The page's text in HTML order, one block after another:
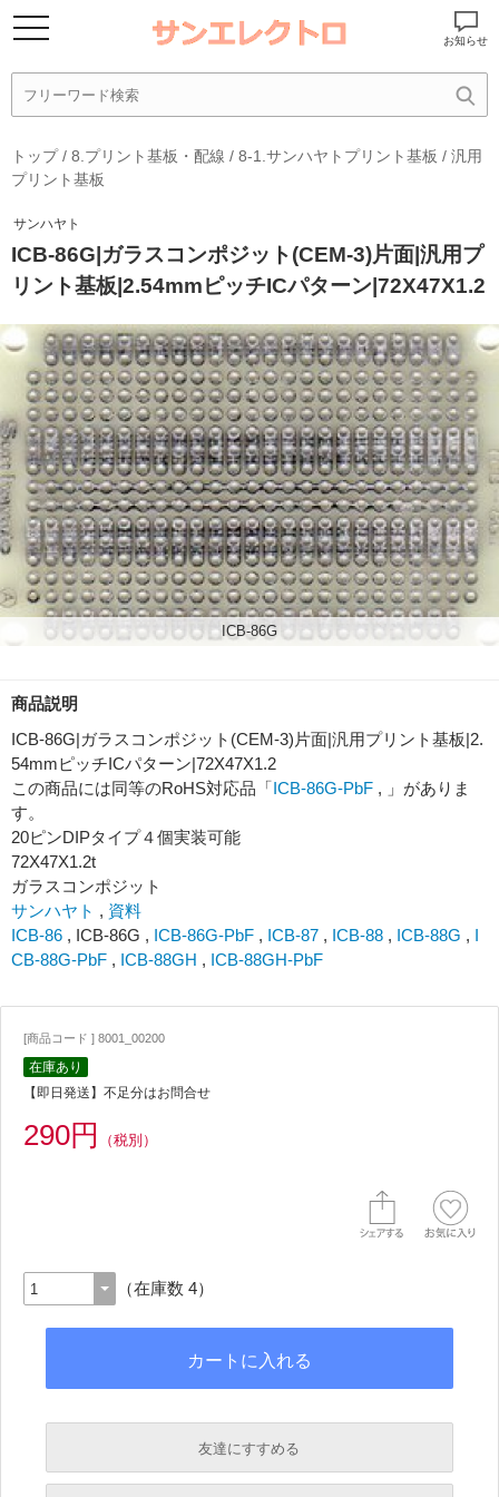
お知らせ
トップ/ 8.プリント基板・配線 / 8-1.サンハヤトプリント基板 / 汎用
プリント基板
サンハヤト
ICB-86G|ガラスコンポジット(CEM-3)片面|汎用プ
リント基板|2.54mmピッチICパターン|72X47X1.2
ICB-86G
商品説明
ICB-86G|ガラスコンポジット(CEM-3)片面|汎用プリント基板|2.
54mmピッチICパターン|72X47X1.2
この商品には同等のRoHS対応品「ICB-86G-PbF , 」がありま
す。
20ピンDIPタイプ４個実装可能
72X47X1.2t
ガラスコンポジット
サンハヤト , 資料
ICB-86 , ICB-86G , ICB-86G-PbF , ICB-87 , ICB-88 , ICB-88G , I
CB-88G-PbF , ICB-88GH , ICB-88GH-PbF
[商品コード ] 8001_00200
在庫あり
【即日発送】不足分はお問合せ
290円 （税別）
（在庫数 4）
友達にすすめる
必須